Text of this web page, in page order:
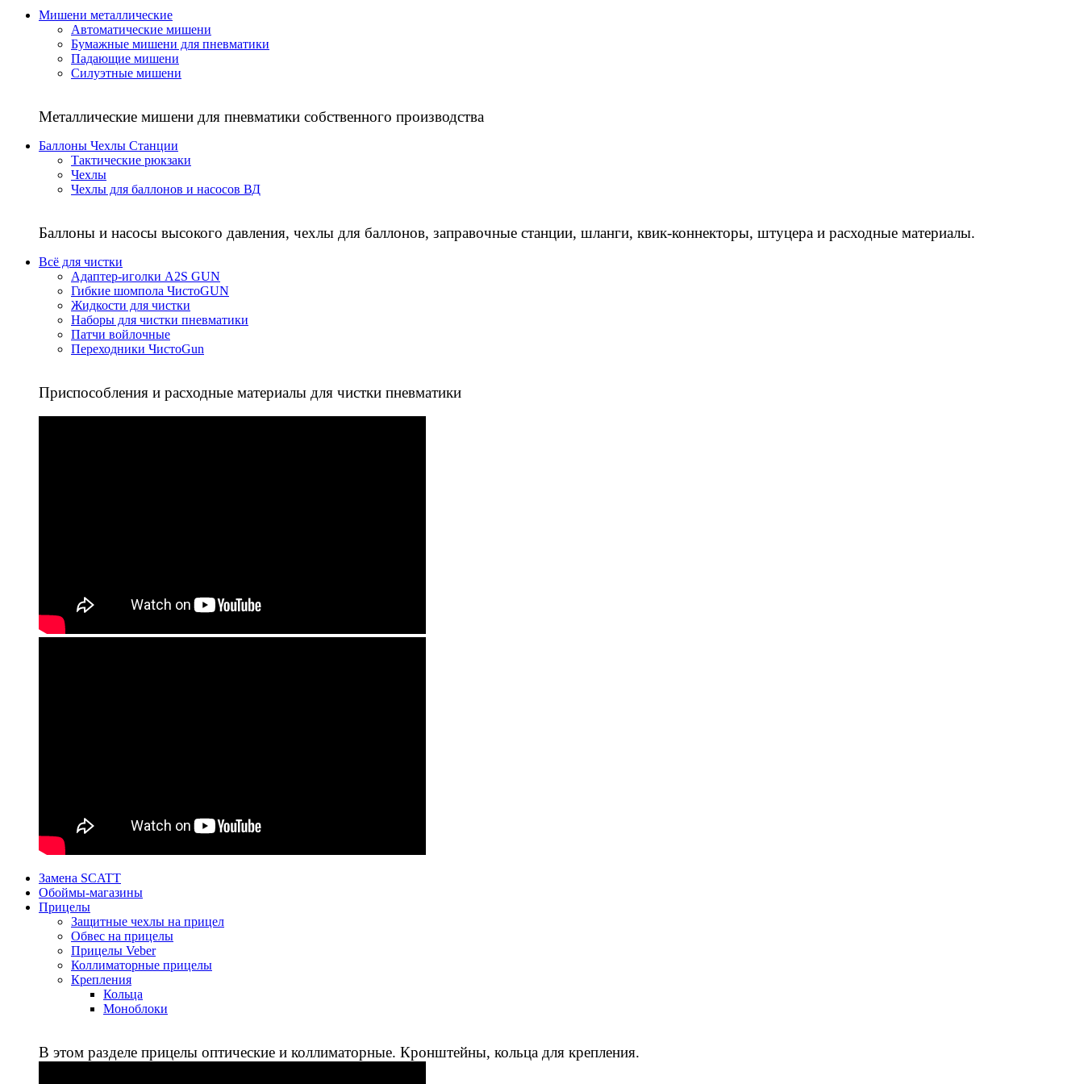
Мишени металлические
Автоматические мишени
Бумажные мишени для пневматики
Падающие мишени
Силуэтные мишени
Металлические мишени для пневматики собственного производства
Баллоны Чехлы Станции
Тактические рюкзаки
Чехлы
Чехлы для баллонов и насосов ВД
Баллоны и насосы высокого давления, чехлы для баллонов, заправочные станции, шланги, квик-коннекторы, штуцера и расходные материалы.
Всё для чистки
Адаптер-иголки A2S GUN
Гибкие шомпола ЧистоGUN
Жидкости для чистки
Наборы для чистки пневматики
Патчи войлочные
Переходники ЧистоGun
Приспособления и расходные материалы для чистки пневматики
Замена SCATT
Обоймы-магазины
Прицелы
Защитные чехлы на прицел
Обвес на прицелы
Прицелы Veber
Коллиматорные прицелы
Крепления
Кольца
Моноблоки
В этом разделе прицелы оптические и коллиматорные. Кронштейны, кольца для крепления.